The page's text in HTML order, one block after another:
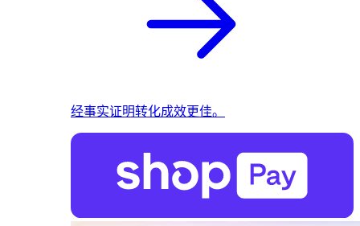
经事实证明转化成效更佳。